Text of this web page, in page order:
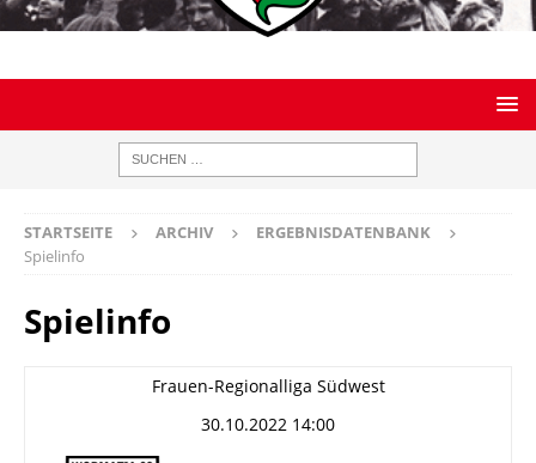
STARTSEITE ARCHIV
ERGEBNISDATENBANK
Spielinfo
Spielinfo
Frauen-Regionalliga Südwest
30.10.2022 14:00